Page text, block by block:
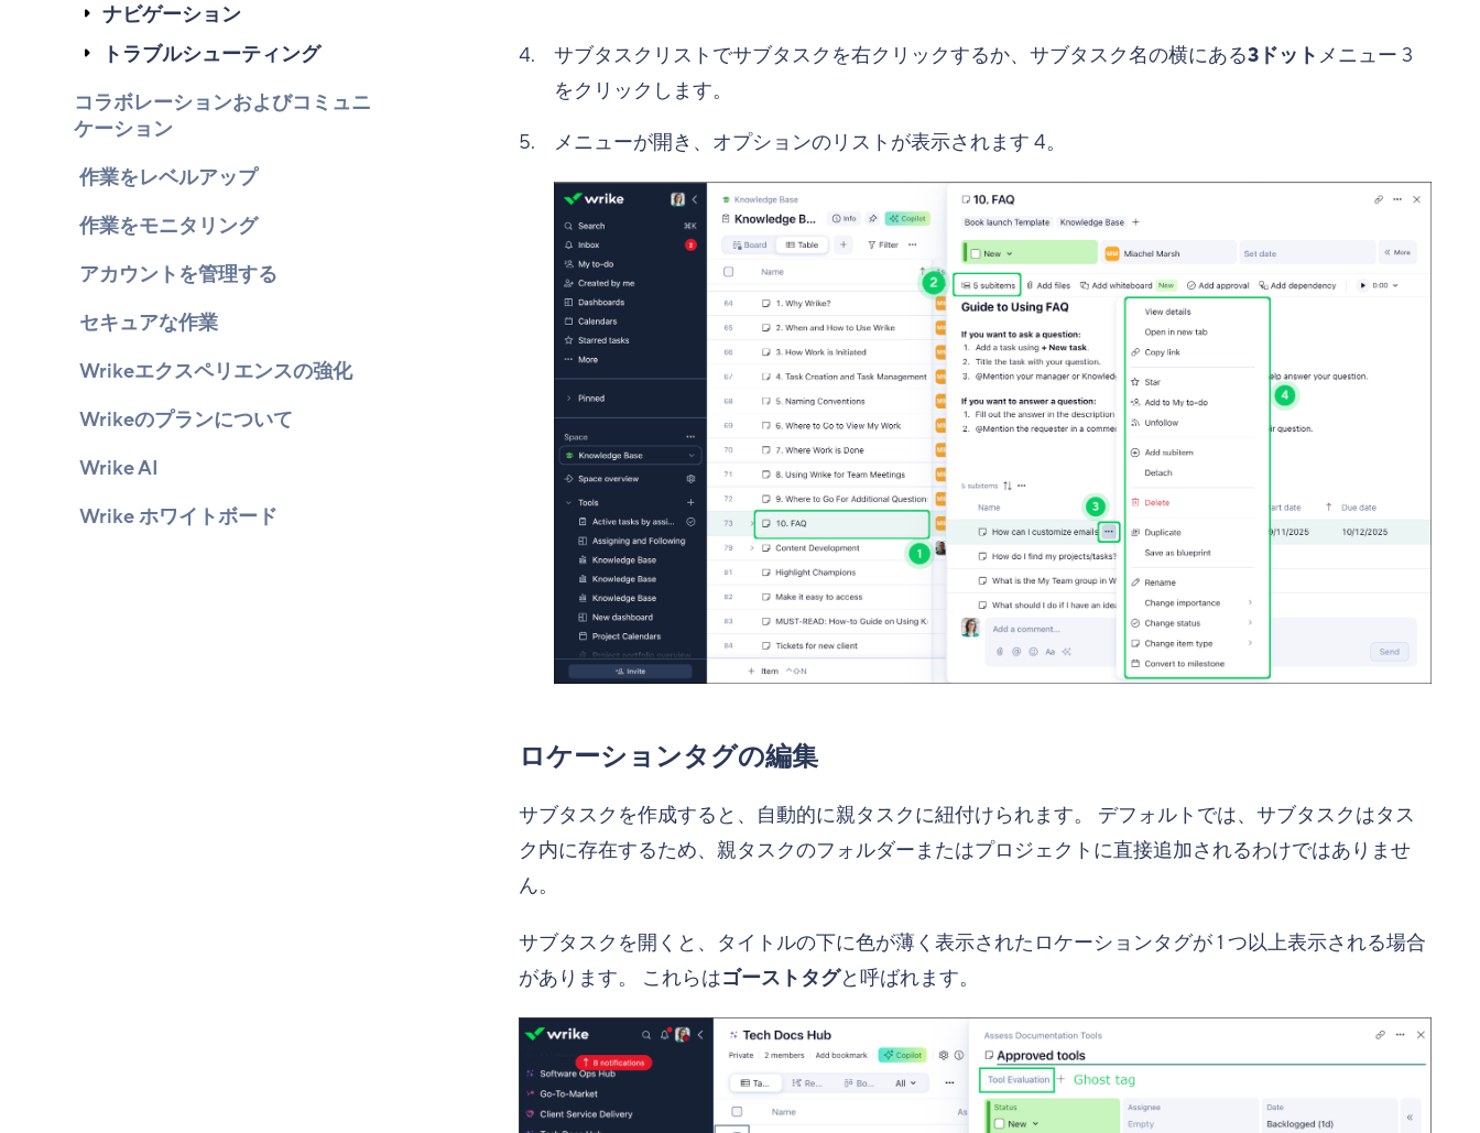
ナビゲーション
トラブルシューティング
コラボレーションおよびコミュニ
ケーション
作業をレベルアップ
作業をモニタリング
アカウントを管理する
セキュアな作業
Wrikeエクスペリエンスの強化
Wrikeのプランについて
Wrike AI
Wrike ホワイトボード
サブタスクリストでサブタスクを右クリックするか、サブタスク名の横にある3ドット メニュー 3
をクリックします。
メニューが開き、オプションのリストが表示されます 4。
ロケーションタグの編集
サブタスクを作成すると、自動的に親タスクに紐付けられます。 デフォルトでは、サブタスクはタス
ク内に存在するため、親タスクのフォルダーまたはプロジェクトに直接追加されるわけではありませ
ん。
サブタスクを開くと、タイトルの下に色が薄く表示されたロケーションタグが 1 つ以上表示される場合
があります。 これらはゴーストタグと呼ばれます。